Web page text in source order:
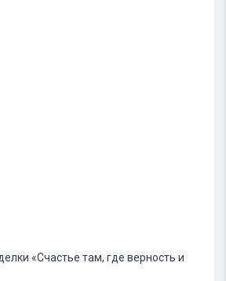
«Счастье там, где верность и